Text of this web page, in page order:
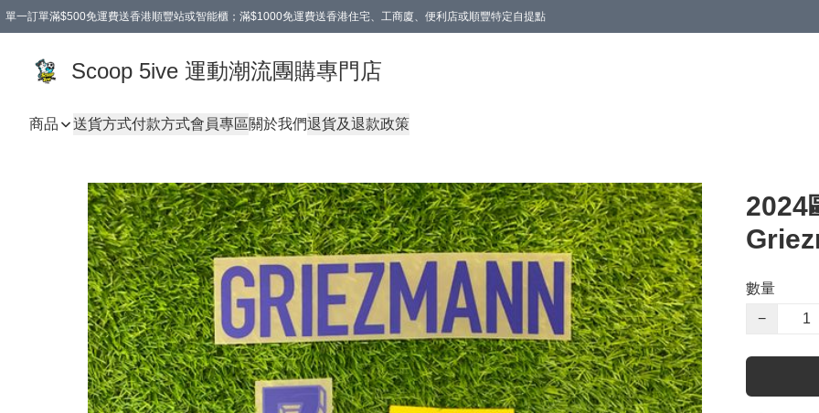
單一訂單滿$500免運費送香港順豐站或智能櫃；滿$1000免運費送香港住宅、工商廈、便利店或順豐特定自提點
Scoop 5ive 運動潮流團購專門店
商品 送貨方式付款方式會員專區關於我們退貨及退款政策
2024
數量
−